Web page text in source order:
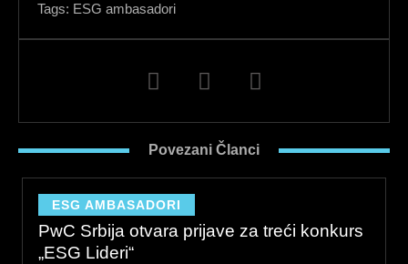
Tags: ESG ambasadori
F
a
e
b
o
o
k
L
i
k
e
d
n
I
n
t
a
g
a
Povezani Članci
ESG AMBASADORI
PwC Srbija otvara prijave za treći konkurs
„ESG Lideri“